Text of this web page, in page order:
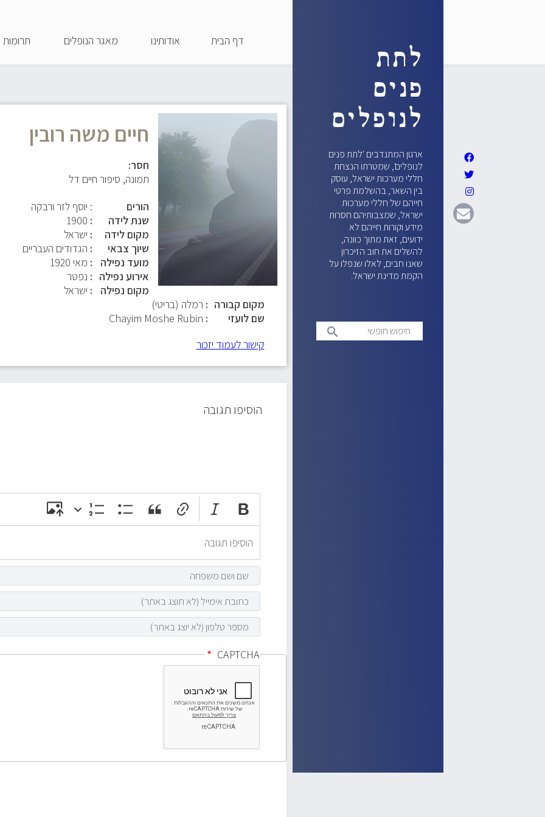
העיקרי
דף הבית אודותינו מאגר הנופלים תרומות
לתת
פנים
לנופלים
ארגון המתנדבים 'לתת פנים
לנופלים', שמטרתו הנצחת
חללי מערכות ישראל, עוסק
בין השאר, בהשלמת פרטי
חייהם של חללי מערכות
ישראל, שמצבותיהם חסרות
מידע וקורות חייהם לא
ידועים, זאת מתוך כוונה,
להשלים את חוב הזיכרון
שאנו חבים, לאלו שנפלו על
הקמת מדינת ישראל.
חיפוש
חופשי
search
חיים משה רובין
חסר:
תמונה, סיפור חיים דל
הורים
: יוסף לזר ורבקה
שנת לידה
1900
מקום לידה
ישראל
שיוך צבאי
הגדודים העבריים
מועד נפילה
מאי 1920
אירוע נפילה
נפטר
מקום נפילה
ישראל
מקום קבורה
רמלה (בריטי)
שם לועזי
Chayim Moshe Rubin
קישור לעמוד יזכור
הוסיפו תגובה
CAPTCHA